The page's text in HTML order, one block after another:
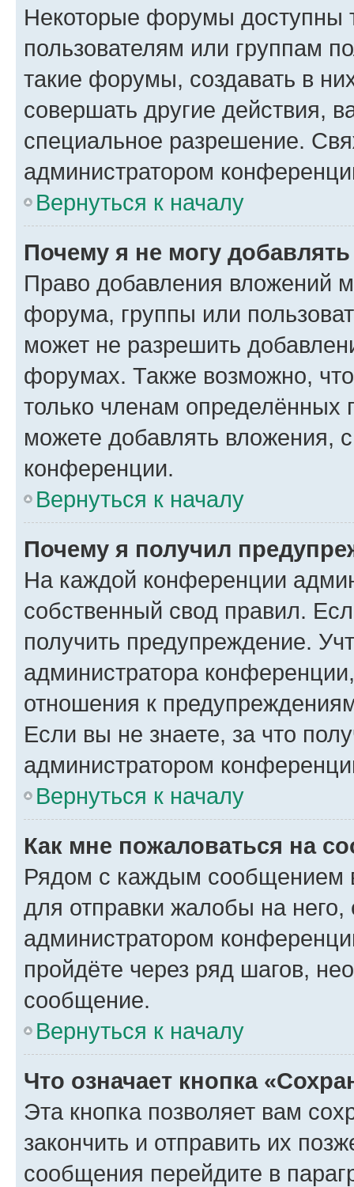
Некоторые форумы доступны
пользователям или группам
такие форумы, создавать в
совершать другие действия,
специальное разрешение.
администратором
Вернуться к началу
Почему я не могу
Право добавления вложений
форума, группы или
может не разрешить
форумах. Также возможно,
только членам определённых
можете добавлять вложения,
конференции.
Вернуться к началу
Почему я получил
На каждой конференции
собственный свод правил.
получить предупреждение.
администратора
отношения к
Если вы не знаете, за что
администратором
Вернуться к началу
Как мне пожаловаться на
Рядом с каждым сообщением
для отправки жалобы на
администратором
пройдёте через ряд шагов,
сообщение.
Вернуться к началу
Что означает кнопка
Эта кнопка позволяет вам
закончить и отправить их
сообщения перейдите в